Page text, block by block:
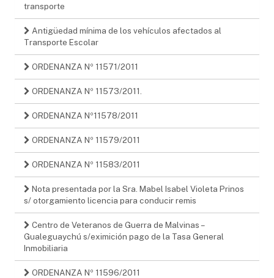
transporte
Antigüedad mínima de los vehículos afectados al
Transporte Escolar
ORDENANZA Nº 11571/2011
ORDENANZA Nº 11573/2011.
ORDENANZA Nº11578/2011
ORDENANZA Nº 11579/2011
ORDENANZA Nº 11583/2011
Nota presentada por la Sra. Mabel Isabel Violeta Prinos
s/ otorgamiento licencia para conducir remis
Centro de Veteranos de Guerra de Malvinas –
Gualeguaychú s/eximición pago de la Tasa General
Inmobiliaria
ORDENANZA Nº 11596/2011